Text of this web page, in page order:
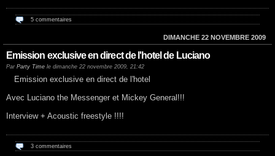
5 commentaires
DIMANCHE 22 NOVEMBRE 2009
Emission exclusive en direct de l'hotel de Luciano
Par Party Time le dimanche 22 novembre 2009, 21:42
Emission exclusive en direct de l'hotel
Avec Luciano the Messenger et Mickey General!!!
Interview + Acoustic freestyle !!!!
3 commentaires